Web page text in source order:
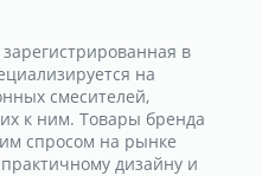
в
на
смесителей,
к ним. Товары бренда
спросом на рынке
дизайну и